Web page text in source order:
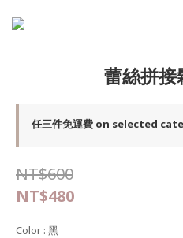
蕾絲拼接
任三件免運費 on selected
NT$600
NT$480
Color : 黑